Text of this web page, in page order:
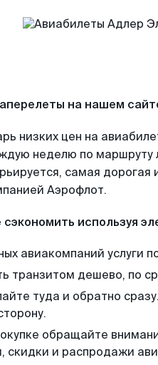
на нашем
низких цен на
неделю по маршруту
самая
Аэрофлот.
используя
авиакомпаний услуги
транзитом дешево, по
туда и обратно
обращайте
скидки и распродажи